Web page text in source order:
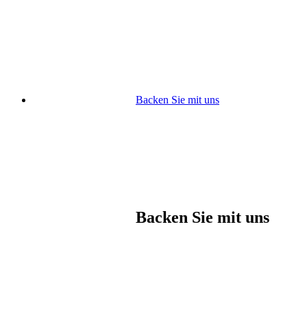
Backen Sie mit uns
Backen Sie mit uns